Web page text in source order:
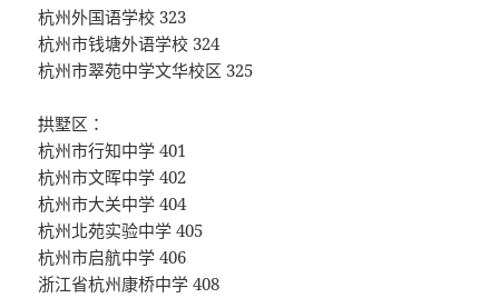
杭州外国语学校 323
杭州市钱塘外语学校 324
杭州市翠苑中学文华校区 325
拱墅区：
杭州市行知中学 401
杭州市文晖中学 402
杭州市大关中学 404
杭州北苑实验中学 405
杭州市启航中学 406
浙江省杭州康桥中学 408